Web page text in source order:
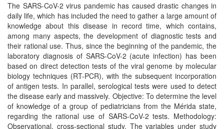
The SARS-CoV-2 virus pandemic has caused drastic changes in
daily life, which has included the need to gather a large amount of
knowledge about this disease in record time, which contains,
among many aspects, the development of diagnostic tests and
their rational use. Thus, since the beginning of the pandemic, the
laboratory diagnosis of SARS-CoV-2 (acute infection) has been
based on direct detection tests of the viral genome by molecular
biology techniques (RT-PCR), with the subsequent incorporation
of antigen tests. In parallel, serological tests were used to detect
the disease early and massively. Objective: To determine the level
of knowledge of a group of pediatricians from the Mérida state,
regarding the rational use of SARS-CoV-2 tests. Methodology:
Observational, cross-sectional study. The variables under study